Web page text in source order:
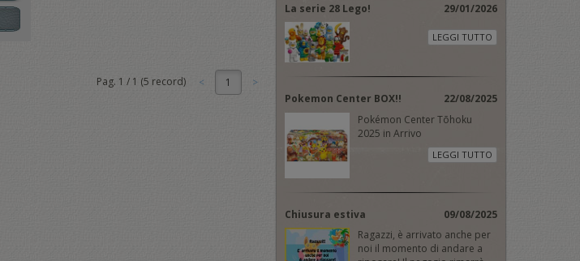
Pag. 1 / 1 (5 record) 1
La serie 28 Lego! 29/01/2026
LEGGI TUTTO
Pokemon Center BOX!!
22/08/2025
Pokémon Center Tōhoku
2025 in Arrivo
LEGGI TUTTO
Chiusura estiva
09/08/2025
Ragazzi, è arrivato anche per
noi il momento di andare a